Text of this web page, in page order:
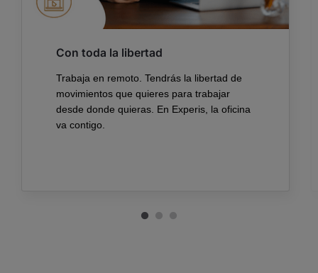
Con toda la libertad
Trabaja en remoto. Tendrás la libertad de
movimientos que quieres para trabajar
desde donde quieras. En Experis, la oficina
va contigo.